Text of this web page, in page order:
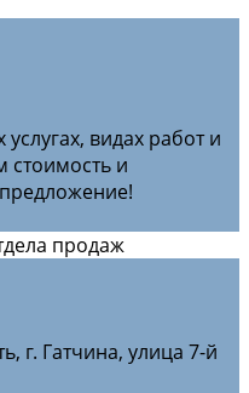
видах работ и
стоимость и
продаж
г. Гатчина, улица 7-й